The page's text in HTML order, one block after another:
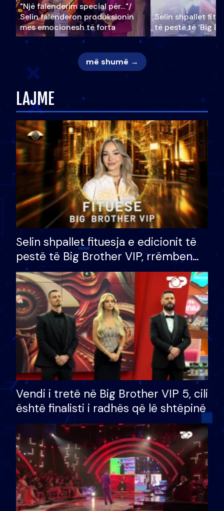
"Një falenderim special për…"/
Selin falënderon produksionin
mes emocionesh të forta
Selin shpallet
të pestë të ‘Big
më shumë →
LAJME
Selin shpallet fituesja e edicionit të
pestë të Big Brother VIP, rrëmben
çmimin e madh prej 100 mijë eurosh
Vendi i tretë në Big Brother VIP 5, cili
është finalisti i radhës që lë shtëpinë